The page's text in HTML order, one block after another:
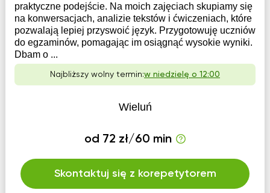
praktyczne podejście. Na moich zajęciach skupiamy się
na konwersacjach, analizie tekstów i ćwiczeniach, które
pozwalają lepiej przyswoić język. Przygotowuję uczniów
do egzaminów, pomagając im osiągnąć wysokie wyniki.
Dbam o ...
Najbliższy wolny termin:w niedzielę o 12:00
Wieluń
od 72 zł/60 min
Skontaktuj się z korepetytorem